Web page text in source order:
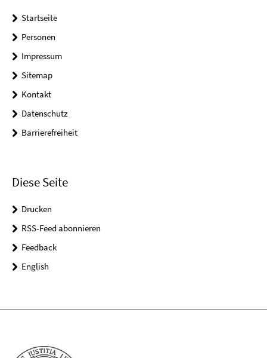
Startseite
Personen
Impressum
Sitemap
Kontakt
Datenschutz
Barrierefreiheit
Diese Seite
Drucken
RSS-Feed abonnieren
Feedback
English